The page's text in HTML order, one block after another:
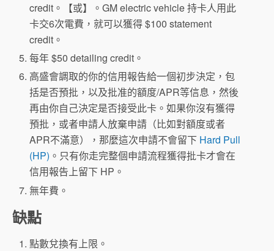
credit。【或】。GM electric vehicle 持卡人用此
卡交6次電費，就可以獲得 $100 statement
credit。
每年 $50 detailing credit。
高盛會調取的你的信用報告給一個初步決定，包
括是否預批，以及批准的額度/APR等信息，然後
再由你自己決定是否接受此卡。如果你沒有獲得
預批，或者申請人放棄申請（比如對額度或者
APR不滿意），那麼這次申請不會留下 Hard Pull
(HP) 。只有你走完整個申請流程獲得批卡才會在
信用報告上留下 HP。
無年費。
缺點
點數兌換有上限。